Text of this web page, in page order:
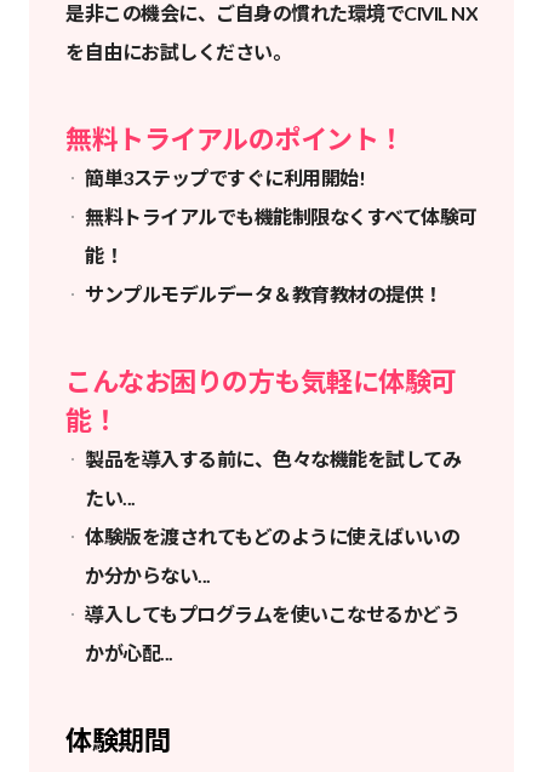
是非この機会に、ご自身の慣れた環境でCIVIL NX
を自由にお試しください。
無料トライアルのポイント！
簡単3ステップですぐに利用開始!
無料トライアルでも機能制限なくすべて体験可
能！
サンプルモデルデータ＆教育教材の提供！
こんなお困りの方も気軽に体験可
能！
製品を導入する前に、色々な機能を試してみ
たい...
体験版を渡されてもどのように使えばいいの
か分からない...
導入してもプログラムを使いこなせるかどう
かが心配...
体験期間